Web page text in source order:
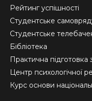
Рейтинг успішності
Студентське
Студентське
Бібліотека
Практична підготовка
Центр психологічної
Курс основи